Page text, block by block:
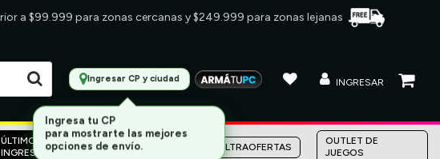
a $99.999 para zonas cercanas y $249.999 para zonas lejanas
Ingresar CP y ciudad INGRESAR
ÚLTIMOS
INGRESOS
MARCAS
ULTRAOFERTAS
OUTLET DE
JUEGOS